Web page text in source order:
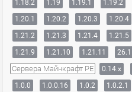
1.18.2
1.19 1.19.1 1.19.2
1.20.1
1.20.2 1.20.3 1.20.4
1.21.2
1.21.3 1.21.4 1.21.5
1.21.9
1.21.10 1.21.11 26.1
Сервера Майнкрафт PE 0.14.x
1.0.0
1.0.0.16 1.0.2 1.0.2.1